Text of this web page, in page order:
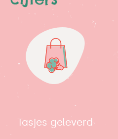
Tasjes geleverd